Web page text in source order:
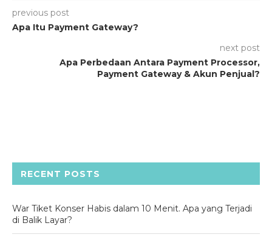
previous post
Apa Itu Payment Gateway?
next post
Apa Perbedaan Antara Payment Processor,
Payment Gateway & Akun Penjual?
RECENT POSTS
War Tiket Konser Habis dalam 10 Menit. Apa yang Terjadi
di Balik Layar?